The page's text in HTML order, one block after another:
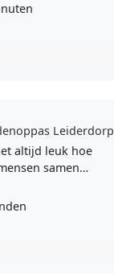
Leiderdorp
altijd leuk hoe
samen
goed met